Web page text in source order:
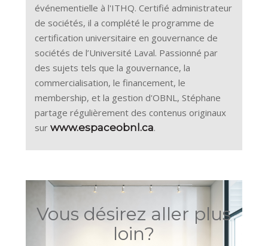
événementielle à l'ITHQ. Certifié administrateur
de sociétés, il a complété le programme de
certification universitaire en gouvernance de
sociétés de l’Université Laval. Passionné par
des sujets tels que la gouvernance, la
commercialisation, le financement, le
membership, et la gestion d'OBNL, Stéphane
partage régulièrement des contenus originaux
surwww.espaceobnl.ca.
Vous désirez aller plus
loin?